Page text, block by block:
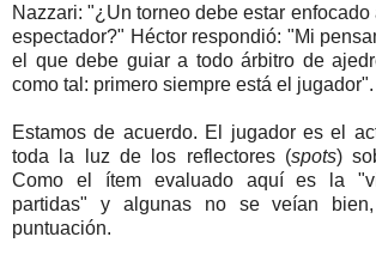
Nazzari: "¿Un torneo debe estar enfocado
espectador?" Héctor respondió: "Mi
el que debe guiar a todo árbitro de
como tal: primero siempre está el jugador".
Estamos de acuerdo. El jugador es el
toda la luz de los reflectores (spots)
Como el ítem evaluado aquí es la
partidas" y algunas no se veían
puntuación.